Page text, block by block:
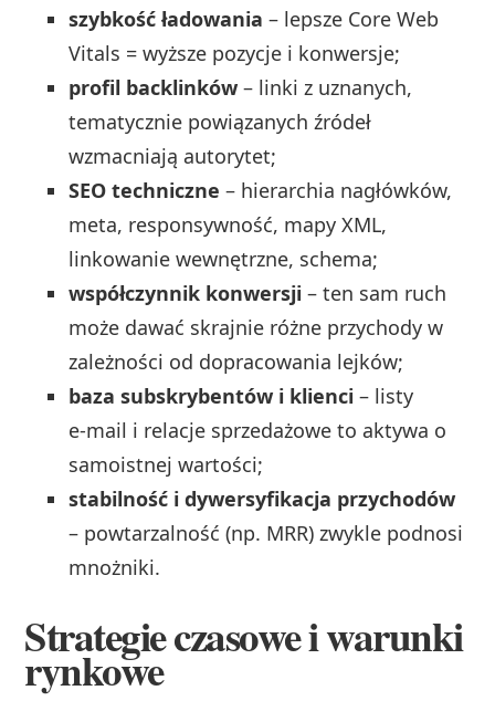
szybkość ładowania – lepsze Core Web
Vitals = wyższe pozycje i konwersje;
profil backlinków – linki z uznanych,
tematycznie powiązanych źródeł
wzmacniają autorytet;
SEO techniczne – hierarchia nagłówków,
meta, responsywność, mapy XML,
linkowanie wewnętrzne, schema;
współczynnik konwersji – ten sam ruch
może dawać skrajnie różne przychody w
zależności od dopracowania lejków;
baza subskrybentów i klienci – listy
e‑mail i relacje sprzedażowe to aktywa o
samoistnej wartości;
stabilność i dywersyfikacja przychodów
– powtarzalność (np. MRR) zwykle podnosi
mnożniki.
Strategie czasowe i warunki
rynkowe